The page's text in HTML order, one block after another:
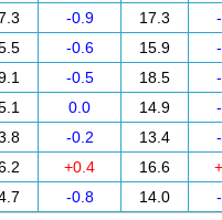
-0.9 17.3
-0.6 15.9
-0.5 18.5
0.0 14.9
-0.2 13.4
+0.4 16.6
-0.8 14.0